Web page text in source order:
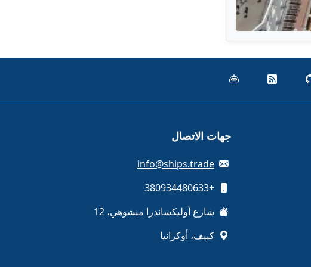
جهات الاتصال
info@ships.trade
+380934480633
شارع أوليكساندرا ميشوهي، 12
كييف، أوكرانيا